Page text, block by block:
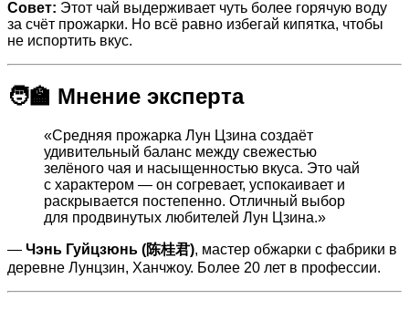
Совет: Этот чай выдерживает чуть более горячую воду
за счёт прожарки. Но всё равно избегай кипятка, чтобы
не испортить вкус.
🧑‍🏫 Мнение эксперта
«Средняя прожарка Лун Цзина создаёт
удивительный баланс между свежестью
зелёного чая и насыщенностью вкуса. Это чай
с характером — он согревает, успокаивает и
раскрывается постепенно. Отличный выбор
для продвинутых любителей Лун Цзина.»
— Чэнь Гуйцзюнь (陈桂君), мастер обжарки с фабрики в
деревне Лунцзин, Ханчжоу. Более 20 лет в профессии.